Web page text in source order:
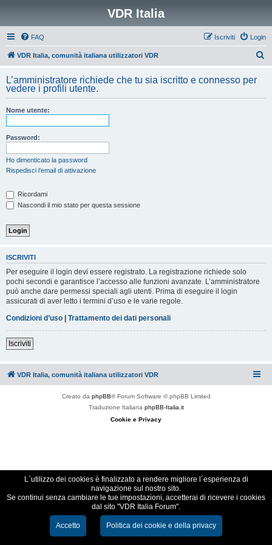
VDR Italia
FAQ Login
Iscriviti
VDR Italia, comunità italiana utilizzatori VDR
c
L’amministratore richiede che tu sia iscritto e connesso per
vedere i profili utente.
Nome utente:
Password:
Ho dimenticato la password
Rispedisci l’email di attivazione
Ricordami
Nascondi il mio stato per questa sessione
ISCRIVITI
Per eseguire il login devi essere registrato. La registrazione richiede solo
pochi secondi e garantisce l’accesso alle funzioni avanzate. L’amministratore
può anche dare permessi speciali agli utenti. Prima di eseguire il login
assicurati di aver letto i termini d’uso e le varie regole.
Condizioni d’uso | Trattamento dei dati personali
Iscriviti
VDR Italia, comunità italiana utilizzatori VDR
Creato da phpBB® Forum Software © phpBB Limited
Traduzione Italiana phpBB-Italia.it
Cookie e Privacy
L´utilizzo dei cookies è finalizzato a rendere migliore l´esperienza di
navigazione sul nostro sito.
Se continui senza cambiare le tue impostazioni, accetterai di ricevere i cookies
dal sito "VDR Italia Forum".
Accetto Politica dei cookie e della privacy